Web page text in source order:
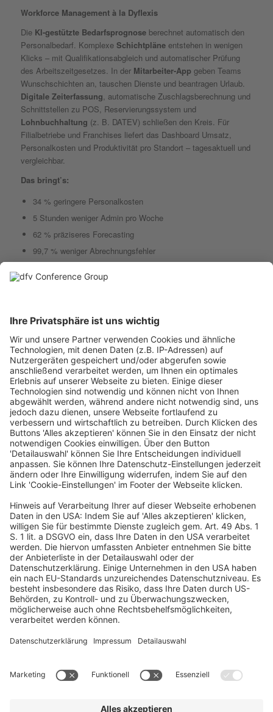
Workforce Management à la Dyflexis
Die KI-gestützte Bedarfsprognose berechnet automatisch den
Personalbedarf. Komplexe Schichtpläneentstehen in wenigen
Klicks – mit Qualifikationsabgleich und automatischer Prüfung
des Arbeitszeitgesetzes. In der Mitarbeiter-App geben Teams
Wunschschichten an, tauschen Dienste und beantragen Urlaub.
Digitale Zeiterfassung, automatische Zuschlagsberechnung und
Schnittstellen zu POS, Reservierungssystem und
Lohnbuchhaltung (z. B. DATEV) schließen den Kreis. Für
Filialbetriebe und Franchises liefert das Dashboard Umsatz,
Personalkosten und Produktivität pro Standort – tagesaktuell und
vergleichbar.
Das bringt’s:
34 % geringere Personalkosten
5 Stunden weniger Admin pro Woche
62 % präziseres Forecasting
99,7 % weniger Abrechnungsfehler
Made & hosted in Europe.
Kontakt
Dyflexis GmbH
Königsallee 27
402112 Düsseldorf
Tel.:+49 211 418 727 00
Website: www.dyflexis.com/de/gastronomie-und-hotellerie-
sector
Ein Business-Event von: